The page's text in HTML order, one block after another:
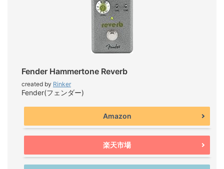
Fender Hammertone Reverb
created by Rinker
Fender(フェンダー)
Amazon
楽天市場